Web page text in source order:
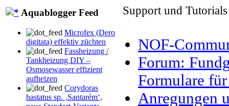
Aquablogger Feed
Microfex (Dero
digitata) effektiv züchten
Fassheizung /
Tankheizung DIY –
Osmosewasser effizient
aufheizen
Corydoras
hastatus sp. ‚Santarém‘,
Support und
NOF-
Forum:
Formulare
Anregungen